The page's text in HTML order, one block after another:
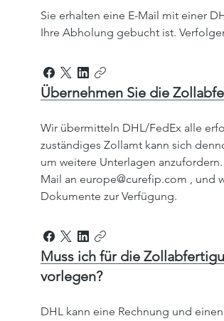
Sie erhalten eine E-Mail mit einer
Ihre Abholung gebucht ist.
Übernehmen Sie die
Wir übermitteln DHL/FedEx alle
zuständiges Zollamt kann sich
um weitere Unterlagen
Mail an europe@curefip.com , und
Dokumente zur Verfügung.
Muss ich für die
vorlegen?
DHL kann eine Rechnung und